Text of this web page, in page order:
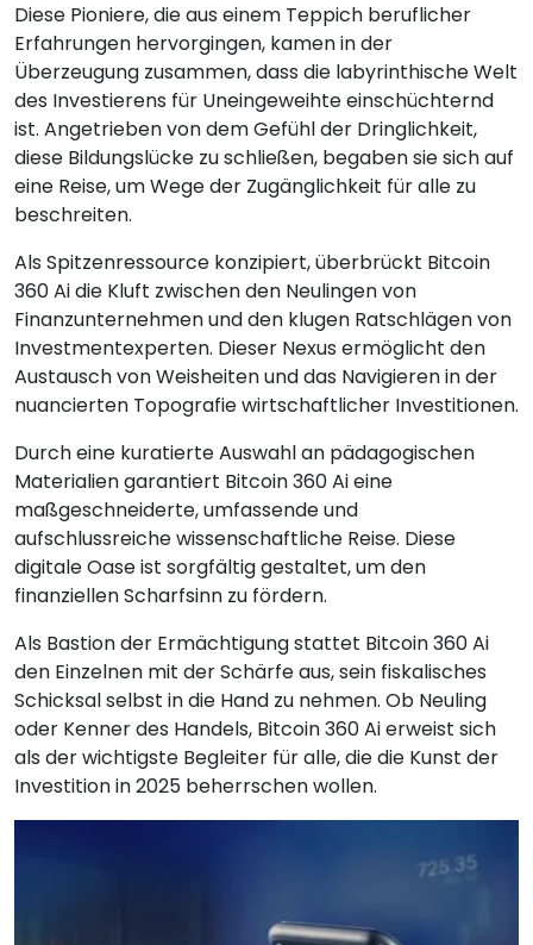
Diese Pioniere, die aus einem Teppich beruflicher
Erfahrungen hervorgingen, kamen in der
Überzeugung zusammen, dass die labyrinthische Welt
des Investierens für Uneingeweihte einschüchternd
ist. Angetrieben von dem Gefühl der Dringlichkeit,
diese Bildungslücke zu schließen, begaben sie sich auf
eine Reise, um Wege der Zugänglichkeit für alle zu
beschreiten.
Als Spitzenressource konzipiert, überbrückt Bitcoin
360 Ai die Kluft zwischen den Neulingen von
Finanzunternehmen und den klugen Ratschlägen von
Investmentexperten. Dieser Nexus ermöglicht den
Austausch von Weisheiten und das Navigieren in der
nuancierten Topografie wirtschaftlicher Investitionen.
Durch eine kuratierte Auswahl an pädagogischen
Materialien garantiert Bitcoin 360 Ai eine
maßgeschneiderte, umfassende und
aufschlussreiche wissenschaftliche Reise. Diese
digitale Oase ist sorgfältig gestaltet, um den
finanziellen Scharfsinn zu fördern.
Als Bastion der Ermächtigung stattet Bitcoin 360 Ai
den Einzelnen mit der Schärfe aus, sein fiskalisches
Schicksal selbst in die Hand zu nehmen. Ob Neuling
oder Kenner des Handels, Bitcoin 360 Ai erweist sich
als der wichtigste Begleiter für alle, die die Kunst der
Investition in 2025 beherrschen wollen.